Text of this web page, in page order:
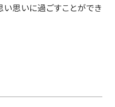
い思いに過ごすことができ